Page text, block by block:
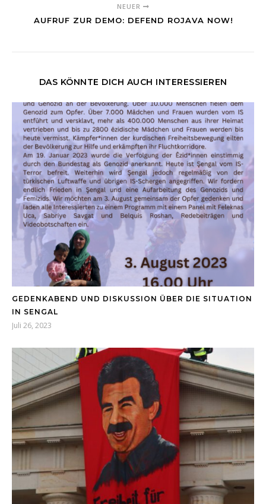
NEUER
⁨⁨AUFRUF ZUR DEMO: DEFEND ROJAVA NOW!
DAS KÖNNTE DICH AUCH INTERESSIEREN
GEDENKABEND UND DISKUSSION ÜBER DIE SITUATION
IN SENGAL
Juli 26, 2023